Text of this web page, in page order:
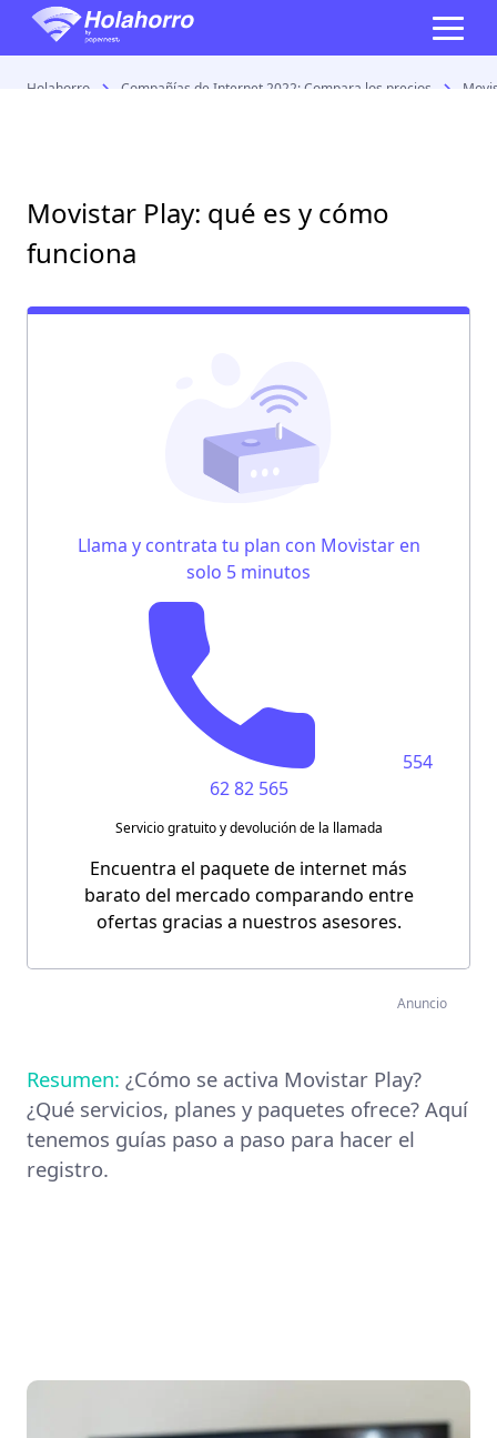
Holahorro Compañías de Internet 2022: Compara los precios
Movistar Play: qué es y cómo
funciona
Llama y contrata tu plan con Movistar en
solo 5 minutos
554
62 82 565
Servicio gratuito y devolución de la llamada
Encuentra el paquete de internet más
barato del mercado comparando entre
ofertas gracias a nuestros asesores.
Anuncio
Resumen: ¿Cómo se activa Movistar Play?
¿Qué servicios, planes y paquetes ofrece? Aquí
tenemos guías paso a paso para hacer el
registro.